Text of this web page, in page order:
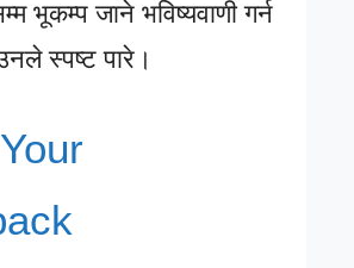
भूकम्प जाने भविष्यवाणी गर्न
स्पष्ट पारे।